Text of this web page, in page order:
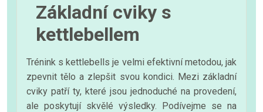
Základní cviky s
kettlebellem
Trénink s kettlebells je velmi efektivní metodou, jak
zpevnit tělo a zlepšit svou kondici. Mezi základní
cviky patří ty, které jsou jednoduché na provedení,
ale poskytují skvělé výsledky. Podívejme se na